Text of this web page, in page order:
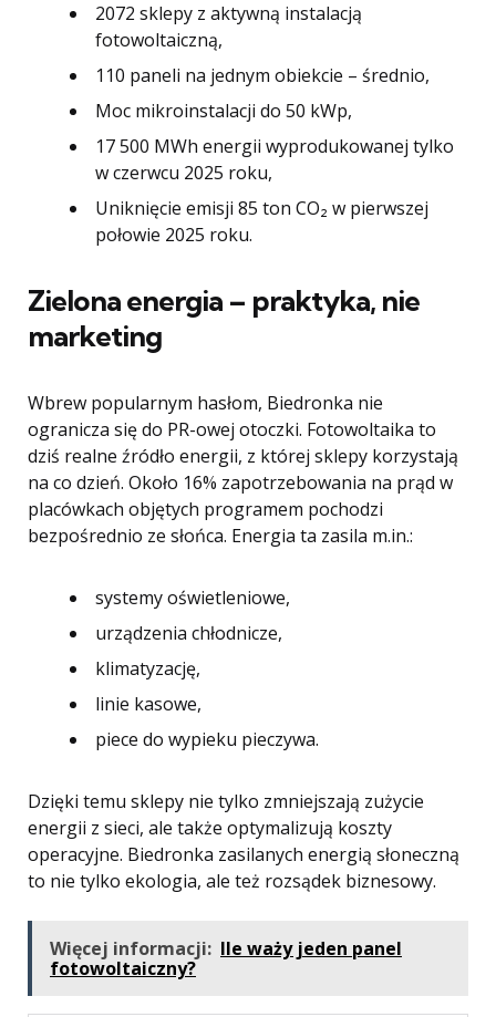
2072 sklepy z aktywną instalacją
fotowoltaiczną,
110 paneli na jednym obiekcie – średnio,
Moc mikroinstalacji do 50 kWp,
17 500 MWh energii wyprodukowanej tylko
w czerwcu 2025 roku,
Uniknięcie emisji 85 ton CO₂ w pierwszej
połowie 2025 roku.
Zielona energia – praktyka, nie
marketing
Wbrew popularnym hasłom, Biedronka nie
ogranicza się do PR-owej otoczki. Fotowoltaika to
dziś realne źródło energii, z której sklepy korzystają
na co dzień. Około 16% zapotrzebowania na prąd w
placówkach objętych programem pochodzi
bezpośrednio ze słońca. Energia ta zasila m.in.:
systemy oświetleniowe,
urządzenia chłodnicze,
klimatyzację,
linie kasowe,
piece do wypieku pieczywa.
Dzięki temu sklepy nie tylko zmniejszają zużycie
energii z sieci, ale także optymalizują koszty
operacyjne. Biedronka zasilanych energią słoneczną
to nie tylko ekologia, ale też rozsądek biznesowy.
Więcej informacji: Ile waży jeden panel
fotowoltaiczny?